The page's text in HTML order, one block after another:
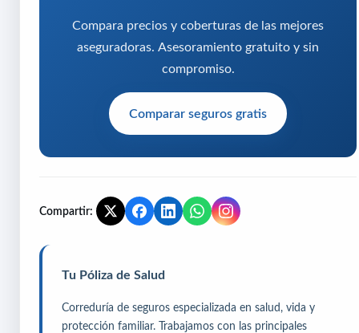
Compara precios y coberturas de las mejores
aseguradoras. Asesoramiento gratuito y sin
compromiso.
Comparar seguros gratis
Compartir:
Tu Póliza de Salud
Correduría de seguros especializada en salud, vida y
protección familiar. Trabajamos con las principales